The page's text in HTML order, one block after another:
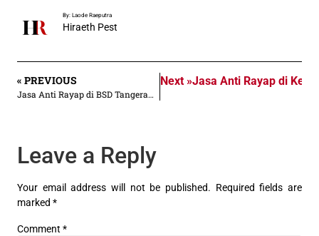
By: Laode Raeputra
Hiraeth Pest
« PREVIOUS
Jasa Anti Rayap di BSD Tangerang | Rp 30.000/an m²
Next »Jasa Anti Rayap di
Leave a Reply
Your email address will not be published. Required fields are
marked *
Comment *